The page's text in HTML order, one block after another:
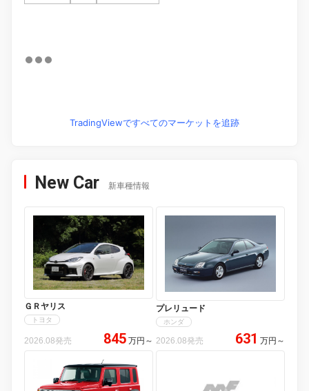
TradingViewですべてのマーケットを追跡
New Car 新車種情報
ＧＲヤリス
トヨタ
2026.08発売 845 万円 ～
プレリュード
ホンダ
2026.08発売 631 万円 ～